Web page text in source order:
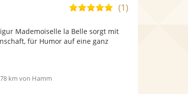
Künstler
stellt
bereit.
Künstler
5,0
5
(1)
Mademoiselle la Belle sorgt mit
für Humor auf eine ganz
78 km von Hamm